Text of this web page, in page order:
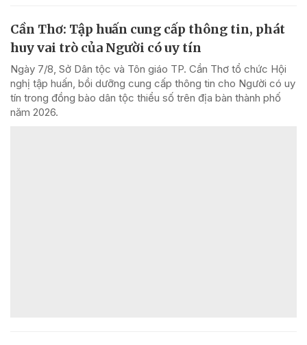
Cần Thơ: Tập huấn cung cấp thông tin, phát
huy vai trò của Người có uy tín
Ngày 7/8, Sở Dân tộc và Tôn giáo TP. Cần Thơ tổ chức Hội
nghị tập huấn, bồi dưỡng cung cấp thông tin cho Người có uy
tín trong đồng bào dân tộc thiểu số trên địa bàn thành phố
năm 2026.